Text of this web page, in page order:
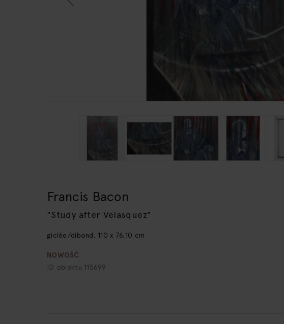
galerii
Francis Bacon
"Study after Velasquez"
giclée/dibond, 110 x 76,10 cm
NOWOŚĆ
ID obiektu 115699